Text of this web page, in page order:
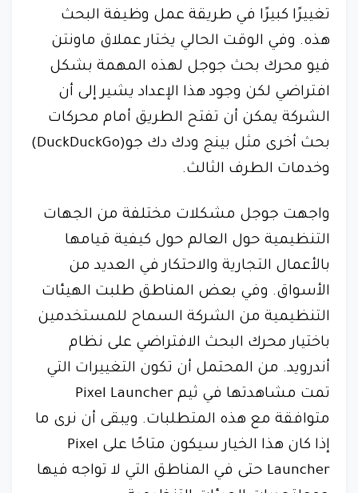
تغييرًا كبيرًا في طريقة عمل وظيفة البحث
هذه. وفي الوقت الحالي يختار عملاق ماونتن
فيو محرك بحث جوجل لهذه المهمة بشكل
افتراضي لكن وجود هذا الإعداد يشير إلى أن
الشركة يمكن أن تفتح الطريق أمام محركات
بحث أخرى مثل بينج ودك دك جو(DuckDuckGo)
وخدمات الطرف الثالث.
واجهت جوجل مشكلات مختلفة من الجهات
التنظيمية حول العالم حول كيفية قيامها
بالأعمال التجارية والاحتكار في العديد من
الأسواق. وفي بعض المناطق طلبت الهيئات
التنظيمية من الشركة السماح للمستخدمين
باختيار محرك البحث الافتراضي على نظام
أندرويد. من المحتمل أن تكون التغييرات التي
تمت مشاهدتها في ثيم Pixel Launcher
متوافقة مع هذه المتطلبات. ويبقى أن نرى ما
إذا كان هذا الخيار سيكون متاحًا على Pixel
Launcher حتى في المناطق التي لا تواجه فيها